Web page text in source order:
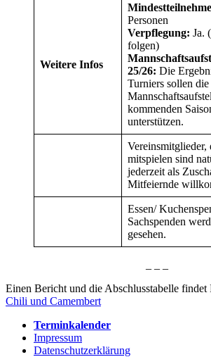
Weitere Infos
Personen
Verpflegung: Ja.
folgen)
25/26: Die
Turniers sollen die
kommenden
unterstützen.
Vereinsmitglieder,
mitspielen sind
jederzeit als
Mitfeiernde
Essen/
Sachspenden
gesehen.
Einen Bericht und die Abschlusstabelle
Chili und Camembert
Terminkalender
Impressum
Datenschutzerklärung